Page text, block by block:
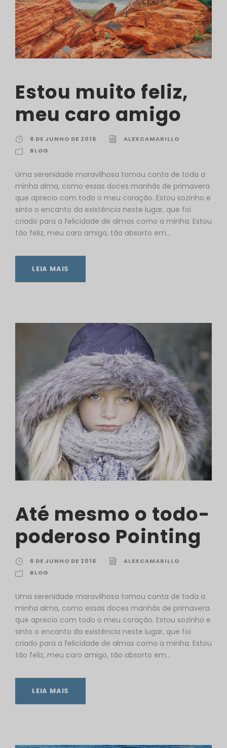
Estou muito feliz,
meu caro amigo
6 DE JUNHO DE 2016
ALEXCAMARILLO
BLOG
Uma serenidade maravilhosa tomou conta de toda a
minha alma, como essas doces manhãs de primavera
que aprecio com todo o meu coração. Estou sozinho e
sinto o encanto da existência neste lugar, que foi
criado para a felicidade de almas como a minha. Estou
tão feliz, meu caro amigo, tão absorto em...
LEIA MAIS
Até mesmo o todo-
poderoso Pointing
6 DE JUNHO DE 2016
ALEXCAMARILLO
BLOG
Uma serenidade maravilhosa tomou conta de toda a
minha alma, como essas doces manhãs de primavera
que aprecio com todo o meu coração. Estou sozinho e
sinto o encanto da existência neste lugar, que foi
criado para a felicidade de almas como a minha. Estou
tão feliz, meu caro amigo, tão absorto em...
LEIA MAIS